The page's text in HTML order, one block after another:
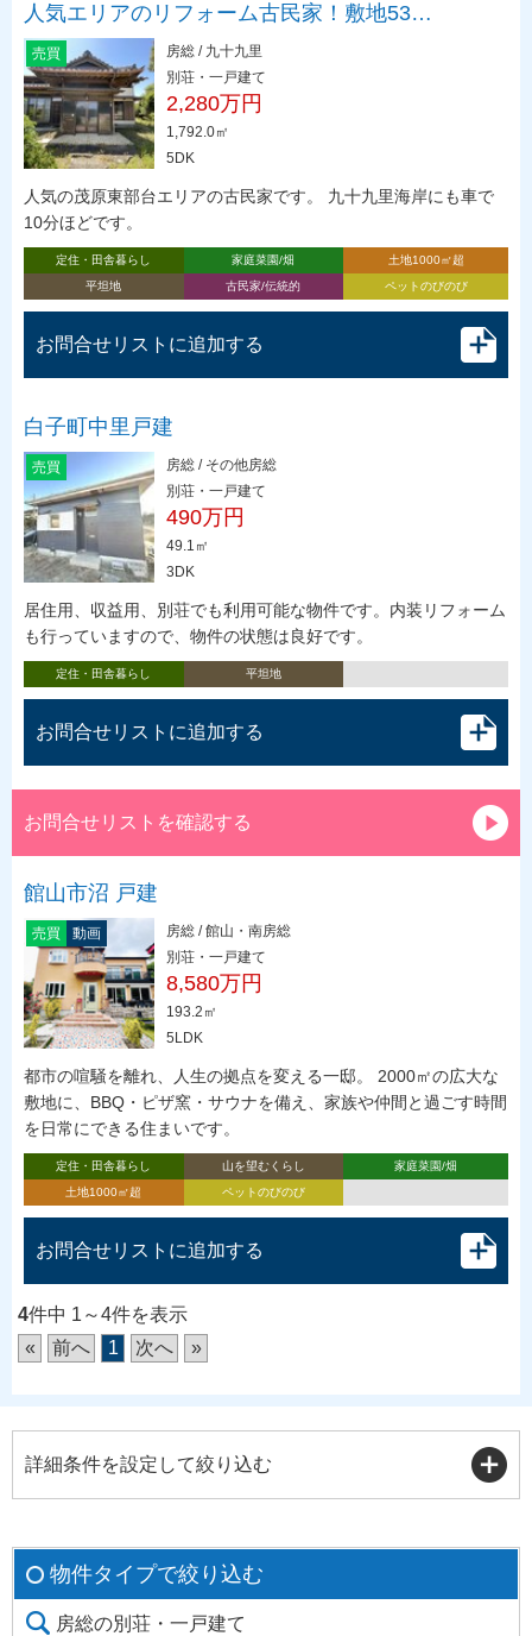
人気エリアのリフォーム古民家！敷地53…
売買
房総 / 九十九里
別荘・一戸建て
2,280万円
1,792.0㎡
5DK
人気の茂原東部台エリアの古民家です。 九十九里海岸にも車で
10分ほどです。
定住・田舎暮らし 家庭菜園/畑
土地1000㎡超
平坦地
古民家/伝統的 ペットのびのび
お問合せリストに追加する
白子町中里戸建
売買
房総 / その他房総
別荘・一戸建て
490万円
49.1㎡
3DK
居住用、収益用、別荘でも利用可能な物件です。内装リフォーム
も行っていますので、物件の状態は良好です。
定住・田舎暮らし 平坦地
お問合せリストに追加する
お問合せリストを確認する
館山市沼 戸建
売買 動画
房総 / 館山・南房総
別荘・一戸建て
8,580万円
193.2㎡
5LDK
都市の喧騒を離れ、人生の拠点を変える一邸。 2000㎡の広大な
敷地に、BBQ・ピザ窯・サウナを備え、家族や仲間と過ごす時間
を日常にできる住まいです。
定住・田舎暮らし 山を望むくらし
家庭菜園/畑
土地1000㎡超
ペットのびのび
お問合せリストに追加する
4件中 1～4件を表示
«
前へ 1 次へ »
詳細条件を設定して絞り込む
物件タイプで絞り込む
房総の別荘・一戸建て